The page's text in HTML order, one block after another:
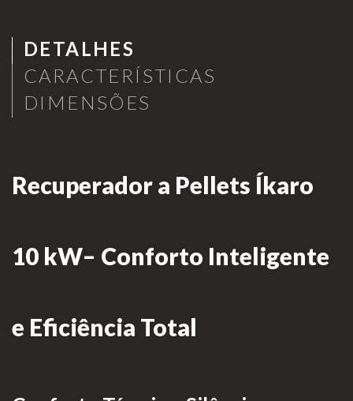
DETALHES
CARACTERÍSTICAS
DIMENSÕES
Recuperador a Pellets Íkaro
10 kW– Conforto Inteligente
e Eficiência Total
Lareir
as de
as
Promoções
INFORMAÇÃO
FAQ’s